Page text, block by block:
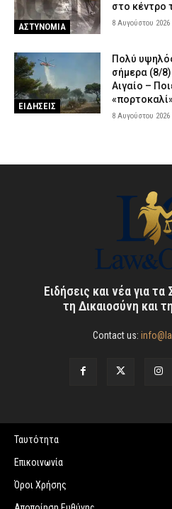
ΑΣΤΥΝΟΜΙΑ
στο κέντρο
8 Αυγούστου 2026
ΕΙΔΗΣΕΙΣ
Πολύ
σήμερα (8/
Αιγαίο –
8 Αυγούστου 2026
Ειδήσεις και νέα για
τη Δικαιοσύνη και
Contact us:
Ταυτότητα
Επικοινωνία
Όροι Χρήσης